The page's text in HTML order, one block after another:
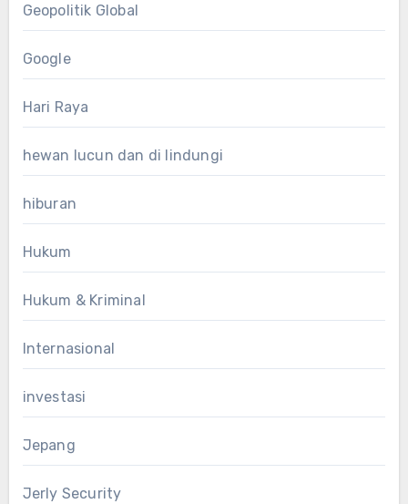
Geopolitik Global
Google
Hari Raya
hewan lucun dan di lindungi
hiburan
Hukum
Hukum & Kriminal
Internasional
investasi
Jepang
Jerly Security